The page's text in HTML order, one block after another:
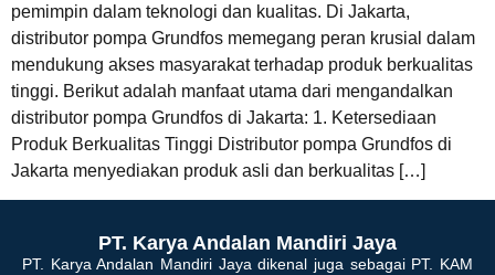
pemimpin dalam teknologi dan kualitas. Di Jakarta,
distributor pompa Grundfos memegang peran krusial dalam
mendukung akses masyarakat terhadap produk berkualitas
tinggi. Berikut adalah manfaat utama dari mengandalkan
distributor pompa Grundfos di Jakarta: 1. Ketersediaan
Produk Berkualitas Tinggi Distributor pompa Grundfos di
Jakarta menyediakan produk asli dan berkualitas […]
PT. Karya Andalan Mandiri Jaya
PT. Karya Andalan Mandiri Jaya dikenal juga sebagai PT. KAM